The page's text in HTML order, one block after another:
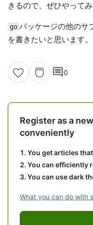
きるので、ぜひやってみ
go パッケージの他のサ
を書きたいと思います。
comment0
Register as a
conveniently
You get articles
You can efficiently
You can use dark
What you can do with